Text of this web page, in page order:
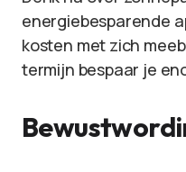
energiebesparende
kosten met zich
termijn bespaar je